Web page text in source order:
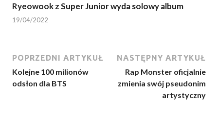
Ryeowook z Super Junior wyda solowy album
19/04/2022
POPRZEDNI ARTYKUŁ
Kolejne 100 milionów
odsłon dla BTS
NASTĘPNY ARTYKUŁ
Rap Monster oficjalnie
zmienia swój pseudonim
artystyczny